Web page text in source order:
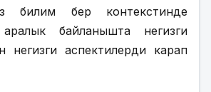
билим берүү контекстинде
байланышта негизги
негизги аспектилерди карап